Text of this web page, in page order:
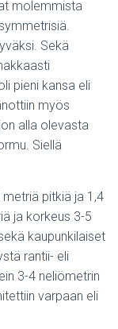
molemmista
Sekä
pieni kansa eli
myös
alla olevasta
Siellä
pitkiä ja 1,4
ja korkeus 3-5
kaupunkilaiset
rantii- eli
3-4 neliömetrin
varpaan eli